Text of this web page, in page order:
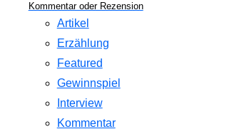
Kommentar oder Rezension
Artikel
Erzählung
Featured
Gewinnspiel
Interview
Kommentar